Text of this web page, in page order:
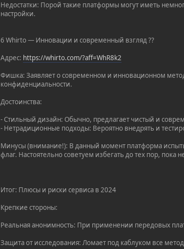
Недостатки: Порой такие платформы могут иметь
настройки.
6 Whirto — Инновации и современный взгляд ??
Адрес: https://whirto.com/?aff=WhR8k2
Фишка: Заявляет о современном и инновационном
конфиденциальности.
Достоинства:
- Стильный дизайн: Обычно, предлагает чистый и
- Нетрадиционные подходы: Вероятно внедрять и
Минусы (внимание!): В данный момент платформа
флаг. Настоятельно советуем избегать до тех пор, пока
Итог: Плюсы и риски сервиса в 2024
Крепкие стороны:
Реальная анонимность: При применении передовых
Защита от исследования: Ломает под каблуком все